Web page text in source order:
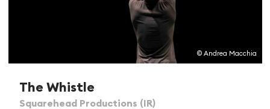
© Andrea Macchia
The Whistle
Squarehead Productions (IR)